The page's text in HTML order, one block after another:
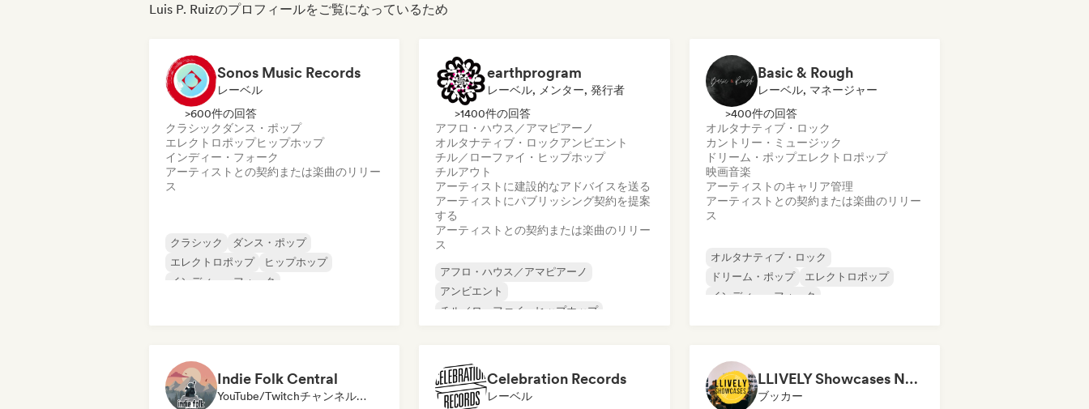
Luis P. Ruizのプロフィールをご覧になっているため
Sonos Music Records
レーベル
>600件の回答
クラシック ダンス・ポップ
エレクトロポップヒップホップ
インディー・フォーク
アーティストとの契約または楽曲のリリー
ス
クラシック
ダンス・ポップ
エレクトロポップ
ヒップホップ
インディー・フォーク
earthprogram
レーベル, メンター, 発行者
>1400件の回答
アフロ・ハウス／アマピアーノ
オルタナティブ・ロックアンビエント
チル／ローファイ・ヒップホップ
チルアウト
アーティストに建設的なアドバイスを送る
アーティストにパブリッシング契約を提案
する
アーティストとの契約または楽曲のリリー
ス
アフロ・ハウス／アマピアーノ
アンビエント
チル／ローファイ・ヒップホップ
インストゥルメンタル
インストゥルメンタル・ヒップホップ
Basic & Rough
レーベル, マネージャー
>400件の回答
オルタナティブ・ロック
カントリー・ミュージック
ドリーム・ポップエレクトロポップ
映画音楽
アーティストのキャリア管理
アーティストとの契約または楽曲のリリー
ス
オルタナティブ・ロック
ドリーム・ポップ
エレクトロポップ
インディー・フォーク
Indie Folk Central
YouTube/Twitchチャンネル, レーベル, プレイリスト・キュレーター, ラジオ局
Celebration Records
レーベル
LLIVELY Showcases Newcastle
ブッカー